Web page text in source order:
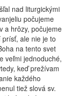
nad liturgickými
počujeme
a hrôzy, počujeme
ale nie je to
na tento svet
veľmi jednoduché,
keď prežívam
každého
tiež slová sv.